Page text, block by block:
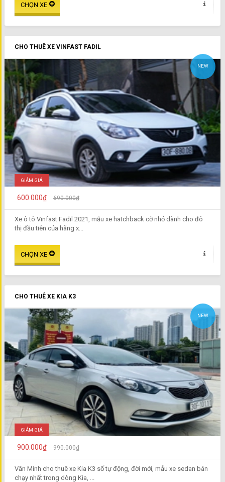
CHO THUÊ XE VINFAST FADIL
NEW
GIẢM GIÁ
600.000₫ 690.000₫
Xe ô tô Vinfast Fadil 2021, mẫu xe hatchback cỡ nhỏ dành cho đô
thị đầu tiên của hãng x...
CHO THUÊ XE KIA K3
NEW
GIẢM GIÁ
900.000₫ 990.000₫
Văn Minh cho thuê xe Kia K3 số tự động, đời mới, mẫu xe sedan bán
chạy nhất trong dòng Kia, ...